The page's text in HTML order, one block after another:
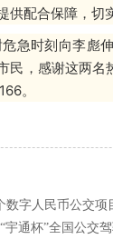
供配合保障，切
急时刻向李彪
民，感谢这两
。
数字人民币公交项
宇通杯”全国公交